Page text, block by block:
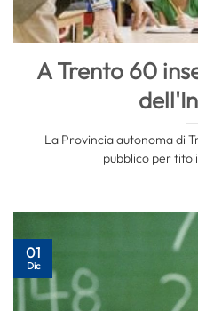
A Trento 60
La Provincia autonoma di
pubblico per
01
Dic